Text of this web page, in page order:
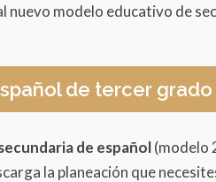
modelo educativo de
de tercer grado
de español(modelo
la planeación que